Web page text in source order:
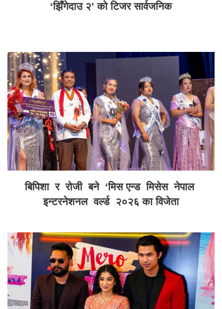
‘झिँगेदाउ २’ को टिजर सार्वजनिक
बिपिशा र रोजी बने ‘मिस एन्ड मिसेस नेपाल
इन्टरनेशनल वर्ल्ड २०२६ का विजेता